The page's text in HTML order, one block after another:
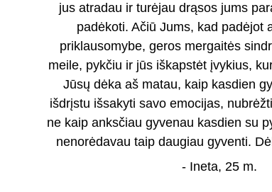
jus atradau ir turėjau drąsos jums
padėkoti. Ačiū Jums, kad padėjot
priklausomybe, geros mergaitės
meile, pykčiu ir jūs iškapstėt įvykius,
Jūsų dėka aš matau, kaip kasdien
išdrįstu išsakyti savo emocijas,
ne kaip anksčiau gyvenau kasdien su
nenorėdavau taip daugiau gyventi.
- Ineta, 25 m.